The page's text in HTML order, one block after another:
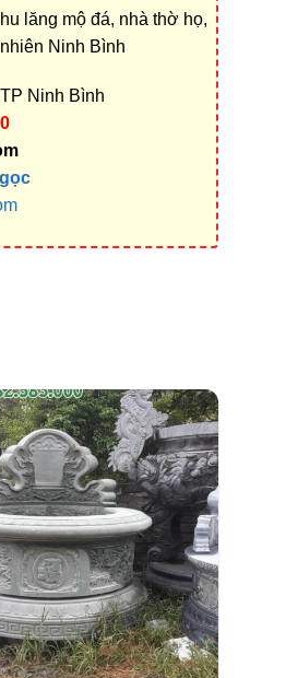
lăng mộ đá, nhà thờ họ,
Ninh Bình
Ninh Bình